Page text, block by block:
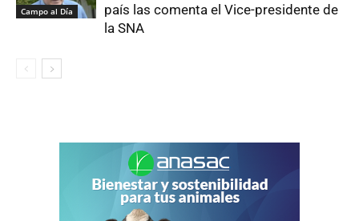
Campo al Día
país las comenta el Vice-presidente de
la SNA